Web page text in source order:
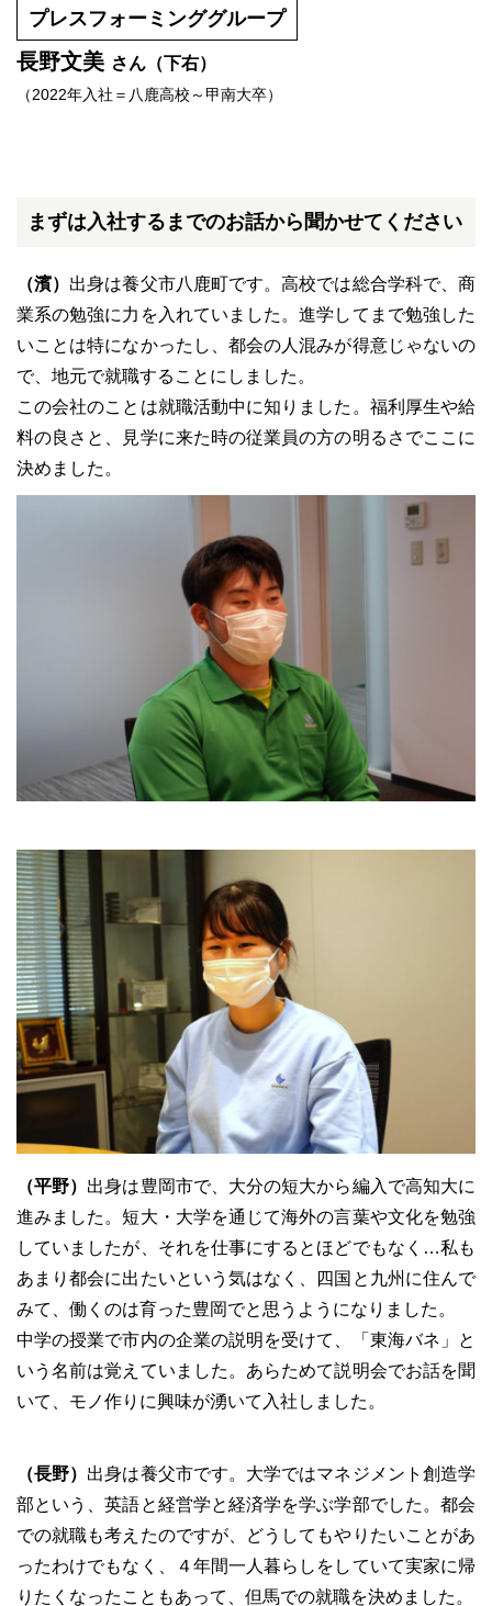
プレスフォーミンググループ
長野文美 （下右）
（2022年入社＝八鹿高校～甲南大卒）
まずは入社するまでのお話から聞かせてください
（濱） 出身は養父市八鹿町です。高校では総合学科で、商
業系の勉強に力を入れていました。進学してまで勉強した
いことは特になかったし、都会の人混みが得意じゃないの
で、地元で就職することにしました。
この会社のことは就職活動中に知りました。福利厚生や給
料の良さと、見学に来た時の従業員の方の明るさでここに
決めました。
（平野） 出身は豊岡市で、大分の短大から編入で高知大に
進みました。短大・大学を通じて海外の言葉や文化を勉強
していましたが、それを仕事にするとほどでもなく…私も
あまり都会に出たいという気はなく、四国と九州に住んで
みて、働くのは育った豊岡でと思うようになりました。
中学の授業で市内の企業の説明を受けて、「東海バネ」と
いう名前は覚えていました。あらためて説明会でお話を聞
いて、モノ作りに興味が湧いて入社しました。
（長野） 出身は養父市です。大学ではマネジメント創造学
部という、英語と経営学と経済学を学ぶ学部でした。都会
での就職も考えたのですが、どうしてもやりたいことがあ
ったわけでもなく、４年間一人暮らしをしていて実家に帰
りたくなったこともあって、但馬での就職を決めました。